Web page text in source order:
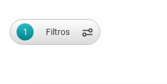
1 Filtros